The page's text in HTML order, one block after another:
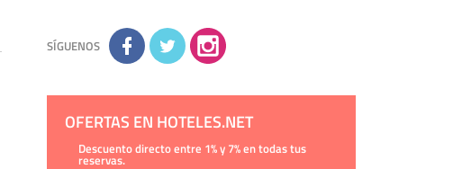
Derechos:tiene derecho a saber qué
información tenemos sobre usted, corregirla y
eliminarla, tal y como se explica en la
información adicional disponible en nuestra
la información adicional y detallada sobre cómo
SÍGUENOS
OFERTAS EN HOTELES.NET
Descuento directo entre 1% y 7% en todas tus
reservas.